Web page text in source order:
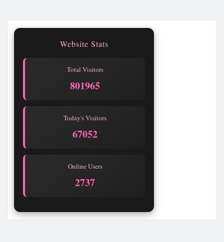
Website Stats
Total Visitors
801965
Today's Visitors
67052
Online Users
2732